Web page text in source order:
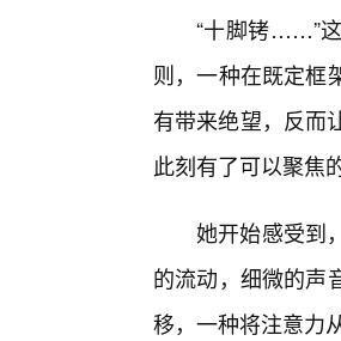
“十脚铐……”
则，一种在既定框
有带来绝望，反而
此刻有了可以聚焦
她开始感受到
的流动，细微的声
移，一种将注意力